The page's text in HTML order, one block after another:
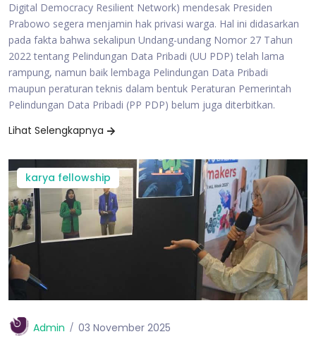
Digital Democracy Resilient Network) mendesak Presiden
Prabowo segera menjamin hak privasi warga. Hal ini didasarkan
pada fakta bahwa sekalipun Undang-undang Nomor 27 Tahun
2022 tentang Pelindungan Data Pribadi (UU PDP) telah lama
rampung, namun baik lembaga Pelindungan Data Pribadi
maupun peraturan teknis dalam bentuk Peraturan Pemerintah
Pelindungan Data Pribadi (PP PDP) belum juga diterbitkan.
Lihat Selengkapnya
karya fellowship
Admin 03 November 2025